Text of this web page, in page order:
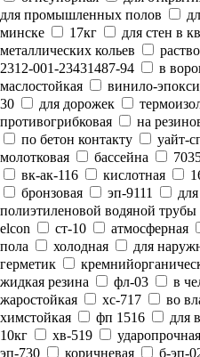
для промышленных полов
минске
17кг для стен в
металлических кольев
2312-001-23431487-94
в
маслостойкая
винило-
30
для дорожек
противогрибковая
на
по бетон контакту
уайт-
молотковая
бассейна
вк-ак-116
кислотная
бронзовая
эп-9111
полиэтиленовой водяной трубы
elcon
ст-10 атмосферная
пола
холодная для
герметик
жидкая резина
фл-03 в
жаростойкая
хс-717 во
химстойкая
фп 1516 для
10кг
хв-519 ударопрочная
эп-730
коричневая б-эп-